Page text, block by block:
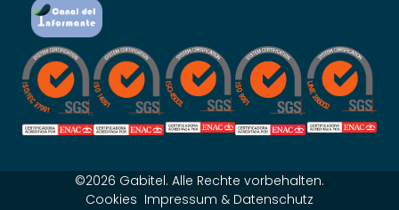
©2026 Gabitel. Alle Rechte vorbehalten.
Cookies Impressum & Datenschutz